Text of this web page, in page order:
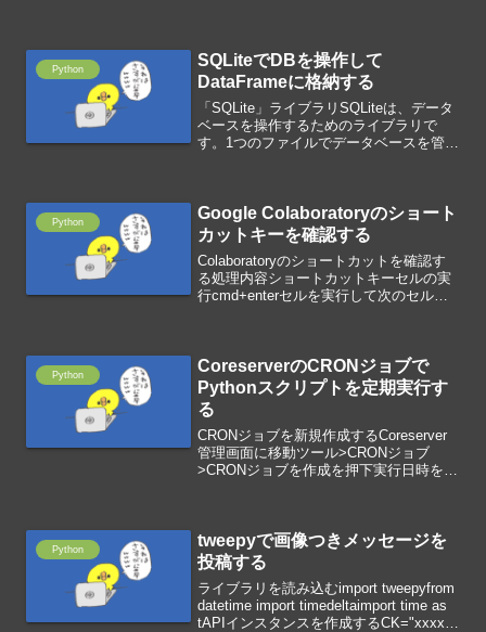
Python
SQLiteでDBを操作して
DataFrameに格納する
「SQLite」ライブラリSQLiteは、データ
ベースを操作するためのライブラリで
す。1つのファイルでデータベースを管理
Python
Google Colaboratoryのショート
カットキーを確認する
Colaboratoryのショートカットを確認す
る処理内容ショートカットキーセルの実
行cmd+enterセルを実行して次のセルに
Python
CoreserverのCRONジョブで
Pythonスクリプトを定期実行す
る
CRONジョブを新規作成するCoreserver
管理画面に移動ツール>CRONジョブ
>CRONジョブを作成を押下実行日時を指
Python
tweepyで画像つきメッセージを
投稿する
ライブラリを読み込むimport tweepyfrom
datetime import timedeltaimport time as
tAPIインスタンスを作成するCK="xxxxx"